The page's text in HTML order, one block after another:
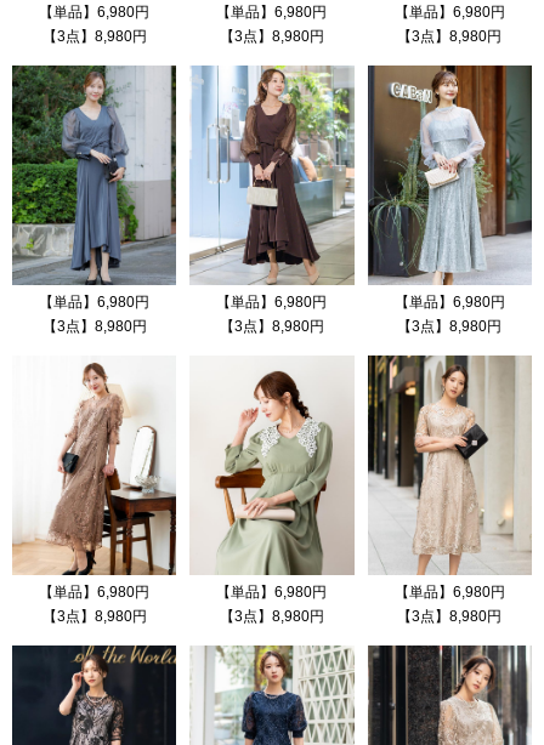
【単品】6,980円
【3点】8,980円
【単品】6,980円
【3点】8,980円
【単品】6,980円
【3点】8,980円
【単品】6,980円
【3点】8,980円
【単品】6,980円
【3点】8,980円
【単品】6,980円
【3点】8,980円
【単品】6,980円
【3点】8,980円
【単品】6,980円
【3点】8,980円
【単品】6,980円
【3点】8,980円